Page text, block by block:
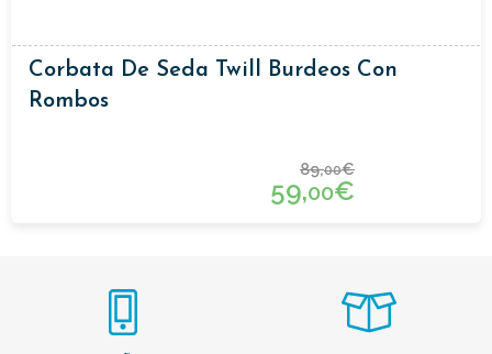
Corbata De Seda Twill Burdeos Con
Rombos
89,00€
59,00€